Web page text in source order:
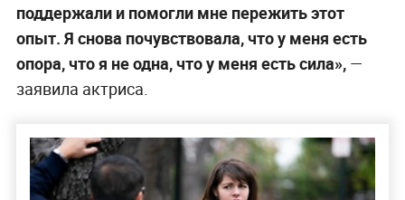
поддержали и помогли мне пережить этот
опыт. Я снова почувствовала, что у меня есть
опора, что я не одна, что у меня есть сила», —
заявила актриса.